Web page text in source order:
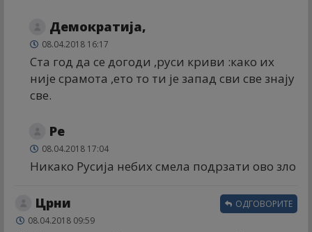
Демократија,
08.04.2018 16:17
Ста год да се догоди ,руси криви :како их
није срамота ,ето то ти је запад сви све знају
све.
Ре
08.04.2018 17:04
Никако Русија небих смела подрзати ово зло
Црни
08.04.2018 09:59
ОДГОВОРИТЕ